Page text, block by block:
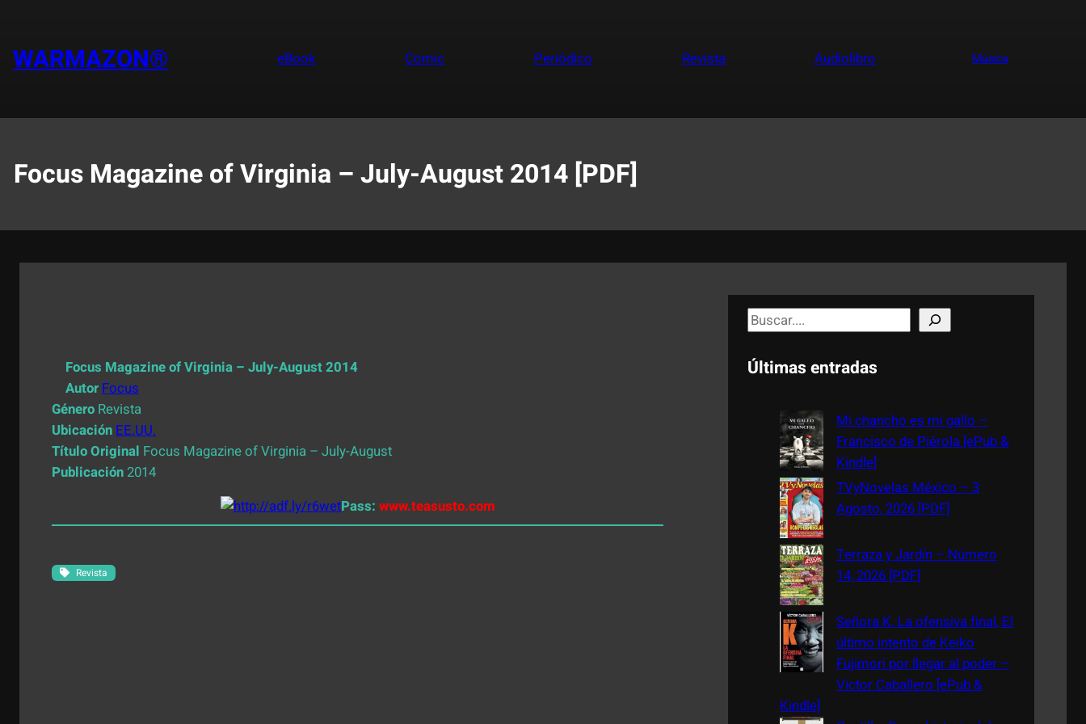
contenido
WARMAZON® eBook Comic Periódico Revista Audiolibro Música
Focus Magazine of Virginia – July-August 2014 [PDF]
Focus Magazine of Virginia – July-August 2014
Autor Focus
Género Revista
Ubicación EE.UU.
Título Original Focus Magazine of Virginia – July-August
Publicación 2014
Pass: www.teasusto.com
Revista
S
e
a
Últimas entradas
Mi chancho es mi gallo –
Francisco de Piérola [ePub &
Kindle]
TVyNovelas México – 3
Agosto, 2026 [PDF]
Terraza y Jardín – Número
14, 2026 [PDF]
Señora K. La ofensiva final, El
último intento de Keiko
Fujimori por llegar al poder –
Víctor Caballero [ePub &
Kindle]